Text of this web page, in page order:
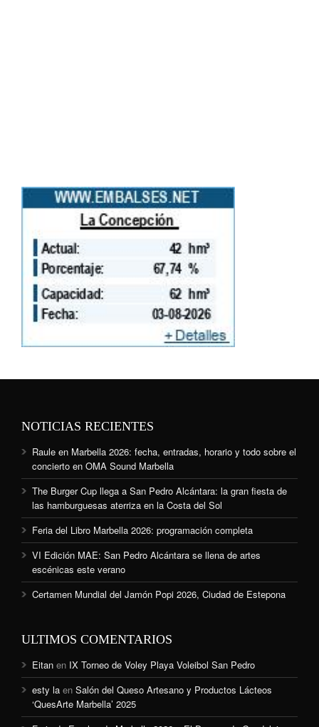
NOTICIAS RECIENTES
Raule en Marbella 2026: fecha, entradas, horario y todo sobre el
concierto en OMA Sound Marbella
The Burger Cup llega a San Pedro Alcántara: la gran fiesta de
las hamburguesas aterriza en la Costa del Sol
Feria del Libro Marbella 2026: programación completa
VI Edición MAE: San Pedro Alcántara se llena de artes
escénicas este verano
Certamen Mundial del Jamón Popi 2026, Ciudad de Estepona
ULTIMOS COMENTARIOS
Eitan en IX Torneo de Voley Playa Voleibol San Pedro
esty la en Salón del Queso Artesano y Productos Lácteos
‘QuesArte Marbella’ 2025